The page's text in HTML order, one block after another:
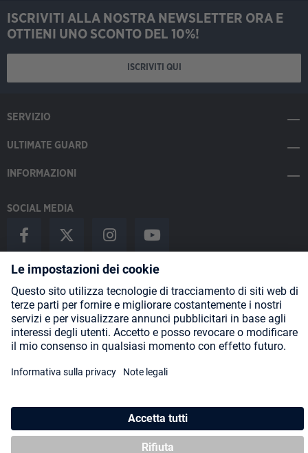
ISCRIVITI ALLA NOSTRA NEWSLETTER ORA E
OTTIENI UNO SCONTO DEL 10%!
ISCRIVITI QUI
SERVIZIO
ULTIMATE GUARD
INFORMAZIONI
SOCIAL MEDIA
Payment Methods
Shipping
* Tutti i prezzi includono l'IVA piùspese di spedizioneed eventuali
spese di spedizione, se non diversamente indicato.